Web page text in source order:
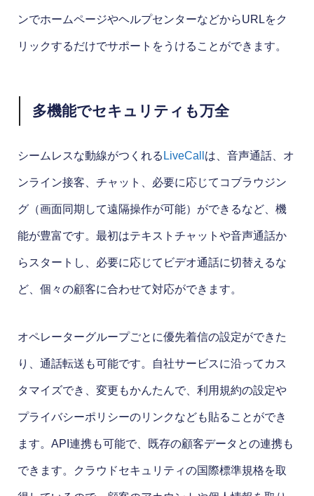
ンでホームページやヘルプセンターなどからURLをク
リックするだけでサポートをうけることができます。
多機能でセキュリティも万全
シームレスな動線がつくれる LiveCall は、音声通話、オ
ンライン接客、チャット、必要に応じてコブラウジン
グ（画面同期して遠隔操作が可能）ができるなど、機
能が豊富です。最初はテキストチャットや音声通話か
らスタートし、必要に応じてビデオ通話に切替えるな
ど、個々の顧客に合わせて対応ができます。
オペレーターグループごとに優先着信の設定ができた
り、通話転送も可能です。自社サービスに沿ってカス
タマイズでき、変更もかんたんで、利用規約の設定や
プライバシーポリシーのリンクなども貼ることができ
ます。API連携も可能で、既存の顧客データとの連携も
できます。クラウドセキュリティの国際標準規格を取